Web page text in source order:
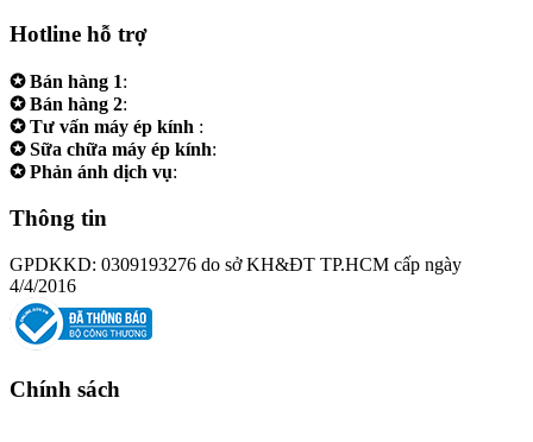
Hotline hỗ trợ
✪ Bán hàng 1:
✪ Bán hàng 2:
✪ Tư vấn máy ép kính :
✪ Sữa chữa máy ép kính:
✪ Phản ánh dịch vụ:
Thông tin
GPDKKD: 0309193276 do sở KH&ĐT TP.HCM cấp ngày
4/4/2016
Chính sách